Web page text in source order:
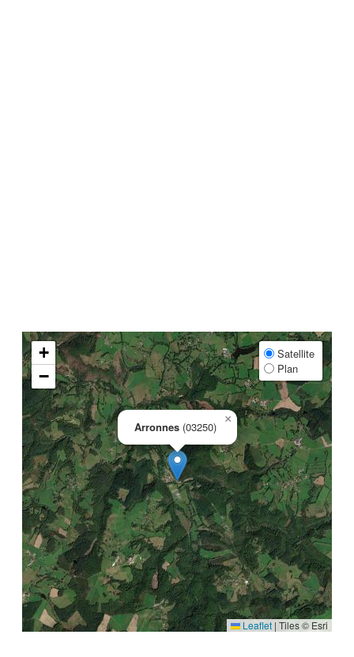
Arronnes (03250)
×
+
−
Satellite
Plan
Leaflet | Tiles © Esri